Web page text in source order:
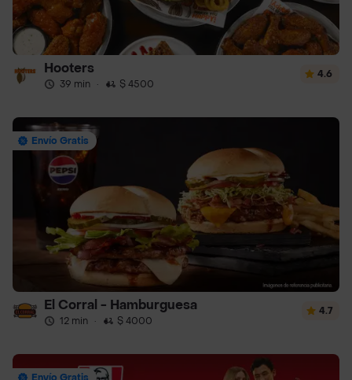
Hooters
39 min · $ 4500
4.6
Envío Gratis
El Corral - Hamburguesa
12 min · $ 4000
4.7